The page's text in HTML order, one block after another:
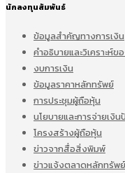
นักลงทุนสัมพันธ์
ข้อมูลสำคัญทางการเงิน
คำอธิบายและวิเคราะห์
งบการเงิน
ข้อมูลราคาหลักทรัพย์
การประชุมผู้ถือหุ้น
นโยบายและการจ่ายเงิ
โครงสร้างผู้ถือหุ้น
ข่าวจากสื่อสิ่งพิมพ์
ข่าวแจ้งตลาดหลักทรัพย์